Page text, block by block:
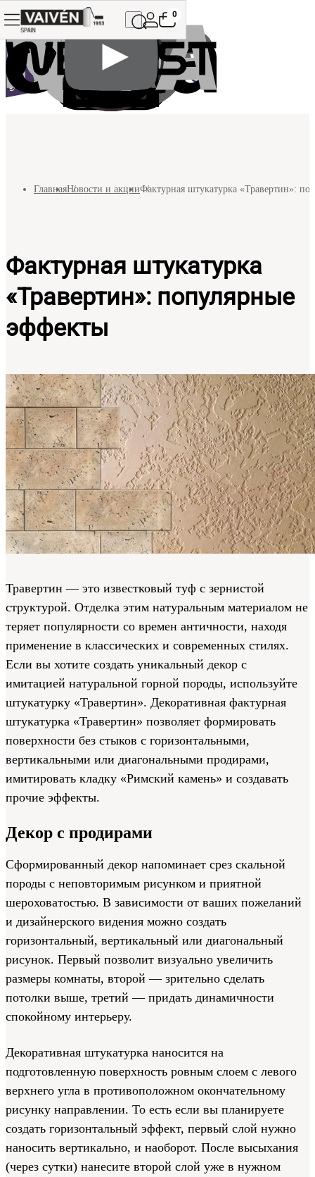
0
ГлавнаяНовости и акцииФактурная штукатурка «Травертин»:
Фактурная штукатурка
«Травертин»: популярные
эффекты
Травертин — это известковый туф с зернистой
структурой. Отделка этим натуральным материалом не
теряет популярности со времен античности, находя
применение в классических и современных стилях.
Если вы хотите создать уникальный декор с
имитацией натуральной горной породы, используйте
штукатурку «Травертин». Декоративная фактурная
штукатурка «Травертин» позволяет формировать
поверхности без стыков с горизонтальными,
вертикальными или диагональными продирами,
имитировать кладку «Римский камень» и создавать
прочие эффекты.
Декор с продирами
Сформированный декор напоминает срез скальной
породы с неповторимым рисунком и приятной
шероховатостью. В зависимости от ваших пожеланий
и дизайнерского видения можно создать
горизонтальный, вертикальный или диагональный
рисунок. Первый позволит визуально увеличить
размеры комнаты, второй — зрительно сделать
потолки выше, третий — придать динамичности
спокойному интерьеру.
Декоративная штукатурка наносится на
подготовленную поверхность ровным слоем с левого
верхнего угла в противоположном окончательному
рисунку направлении. То есть если вы планируете
создать горизонтальный эффект, первый слой нужно
наносить вертикально, и наоборот. После высыхания
(через сутки) нанесите второй слой уже в нужном